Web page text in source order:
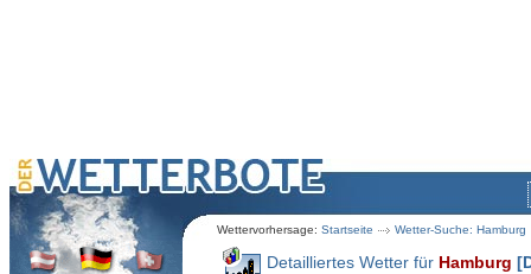
Wettervorhersage: Startseite Wetter-Suche: Hamburg
Detailliertes Wetter für Hamburg